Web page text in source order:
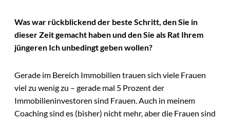
Was war rückblickend der beste Schritt, den Sie in
dieser Zeit gemacht haben und den Sie als Rat Ihrem
jüngeren Ich unbedingt geben wollen?
Gerade im Bereich Immobilien trauen sich viele Frauen
viel zu wenig zu – gerade mal 5 Prozent der
Immobilieninvestoren sind Frauen. Auch in meinem
Coaching sind es (bisher) nicht mehr, aber die Frauen sind